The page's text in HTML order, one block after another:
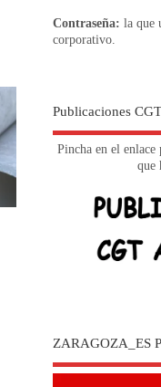
Contraseña: la que
corporativo.
Publicaciones
Pincha en el enlace
que
ZARAGOZA_ES